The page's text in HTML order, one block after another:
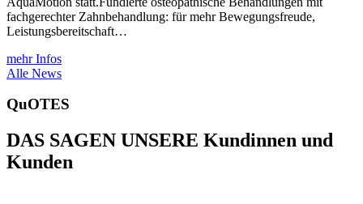
fachgerechter Zahnbehandlung: für mehr Bewegungsfreude,
Leistungsbereitschaft…
mehr Infos
Alle News
QuOTES
DAS SAGEN UNSERE Kundinnen und
Kunden